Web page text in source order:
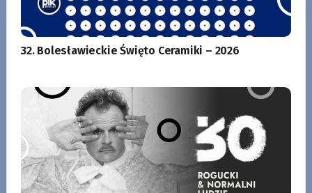
32. Bolesławieckie Święto Ceramiki – 2026